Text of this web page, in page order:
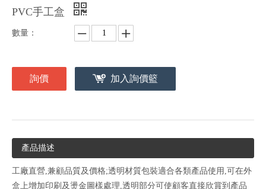
PVC手工盒
數量：
詢價 加入詢價籃
產品描述
工廠直營,兼顧品質及價格;透明材質包裝適合各類產品使用,可在外
盒上增加印刷及燙金圖樣處理,透明部分可使顧客直接欣賞到產品